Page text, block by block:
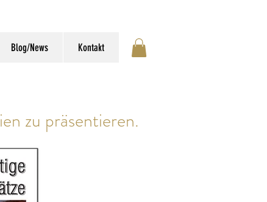
Blog/News Kontakt
zu präsentieren.